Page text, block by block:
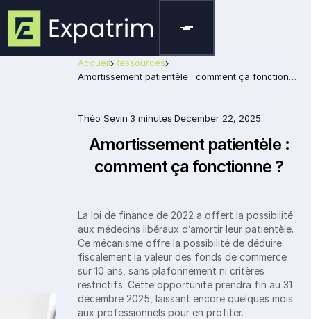
Accueil›Ressources›
Amortissement patientèle : comment ça fonctionne ?
Théo Sevin 3 minutes December 22, 2025
Amortissement patientèle :
comment ça fonctionne ?
La loi de finance de 2022 a offert la possibilité
aux médecins libéraux d’amortir leur patientèle.
Ce mécanisme offre la possibilité de déduire
fiscalement la valeur des fonds de commerce
sur 10 ans, sans plafonnement ni critères
restrictifs. Cette opportunité prendra fin au 31
décembre 2025, laissant encore quelques mois
aux professionnels pour en profiter.